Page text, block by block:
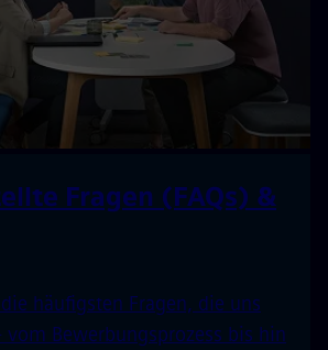
Fragen (FAQs) &
häufigsten Fragen, die uns
Bewerbungsprozess bis hin